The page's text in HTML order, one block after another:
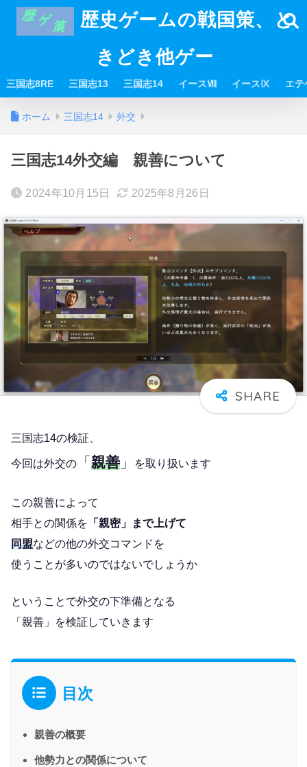
歴史ゲームの戦国策、と
きどき他ゲー
三国志8RE 三国志13 三国志14 イースⅧ イースⅨ エテ
ホーム 三国志14 外交
三国志14外交編 親善について
2024年10月15日 2025年8月26日
三国志14の検証、
今回は外交の 「 親善 」 を取り扱います
この親善によって
相手との関係を 「親密」まで上げて
同盟などの他の外交コマンドを
使うことが多いのではないでしょうか
ということで外交の下準備となる
「親善」を検証していきます
目次
親善の概要
他勢力との関係について